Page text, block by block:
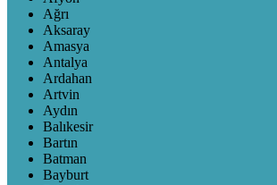
Ağrı
Aksaray
Amasya
Antalya
Ardahan
Artvin
Aydın
Balıkesir
Bartın
Batman
Bayburt